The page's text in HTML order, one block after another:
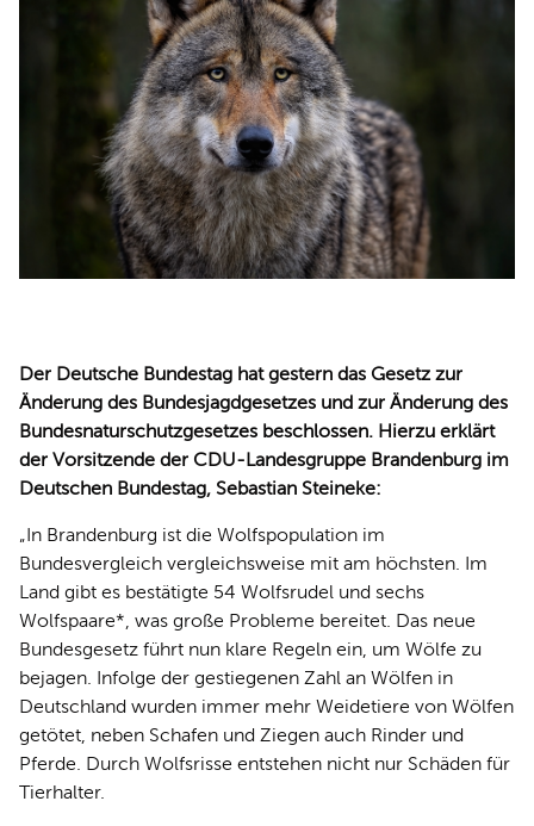
Der Deutsche Bundestag hat gestern das Gesetz zur
Änderung des Bundesjagdgesetzes und zur Änderung des
Bundesnaturschutzgesetzes beschlossen. Hierzu erklärt
der Vorsitzende der CDU-Landesgruppe Brandenburg im
Deutschen Bundestag, Sebastian Steineke:
In Brandenburg ist die Wolfspopulation im
Bundesvergleich vergleichsweise mit am höchsten. Im
Land gibt es bestätigte 54 Wolfsrudel und sechs
Wolfspaare*, was große Probleme bereitet. Das neue
Bundesgesetz führt nun klare Regeln ein, um Wölfe zu
bejagen. Infolge der gestiegenen Zahl an Wölfen in
Deutschland wurden immer mehr Weidetiere von Wölfen
getötet, neben Schafen und Ziegen auch Rinder und
Pferde. Durch Wolfsrisse entstehen nicht nur Schäden für
Tierhalter.